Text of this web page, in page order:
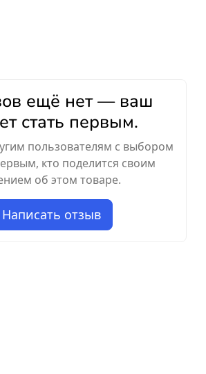
ещё нет — ваш
стать первым.
пользователям с выбором
кто поделится своим
об этом товаре.
Написать отзыв